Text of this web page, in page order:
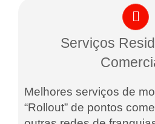
Serviços
Melhores serviços de
“Rollout” de pontos